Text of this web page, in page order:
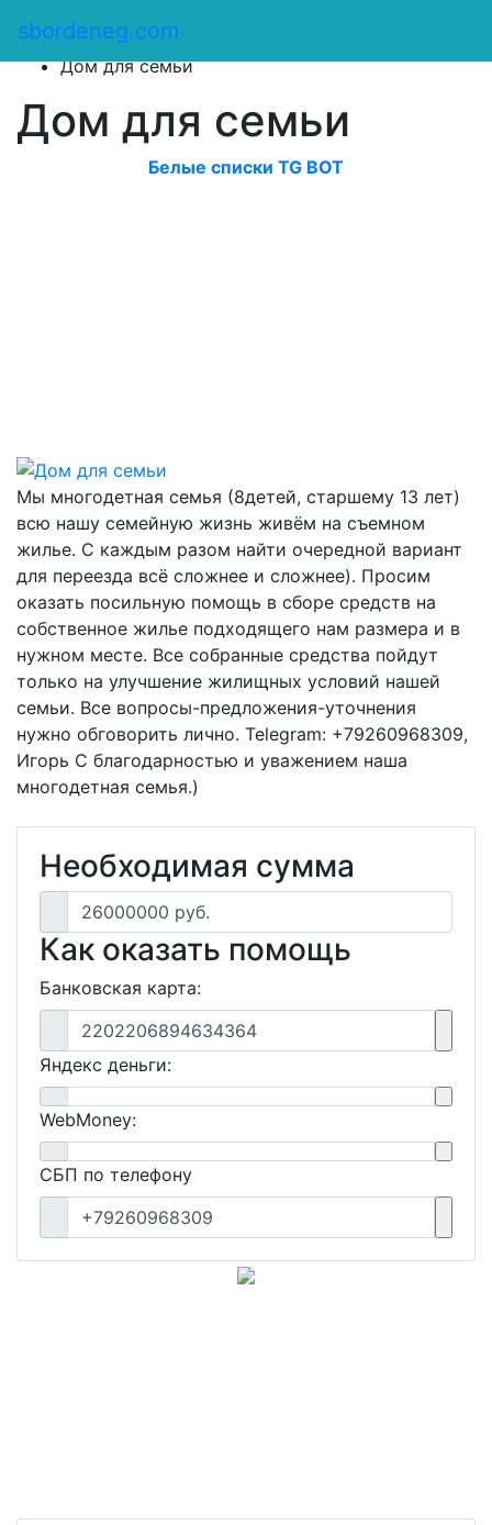
sbordeneg.com
Оказать помощь
Дом для семьи
Дом для семьи
Белые списки TG BOT
Мы многодетная семья (8детей, старшему 13 лет)
всю нашу семейную жизнь живём на съемном
жилье. С каждым разом найти очередной вариант
для переезда всё сложнее и сложнее). Просим
оказать посильную помощь в сборе средств на
собственное жилье подходящего нам размера и в
нужном месте. Все собранные средства пойдут
только на улучшение жилищных условий нашей
семьи. Все вопросы-предложения-уточнения
нужно обговорить лично. Telegram: +79260968309,
Игорь С благодарностью и уважением наша
многодетная семья.)
Необходимая сумма
26000000 руб.
Как оказать помощь
Банковская карта:
2202206894634364
Яндекс деньги:
WebMoney:
СБП по телефону
+79260968309